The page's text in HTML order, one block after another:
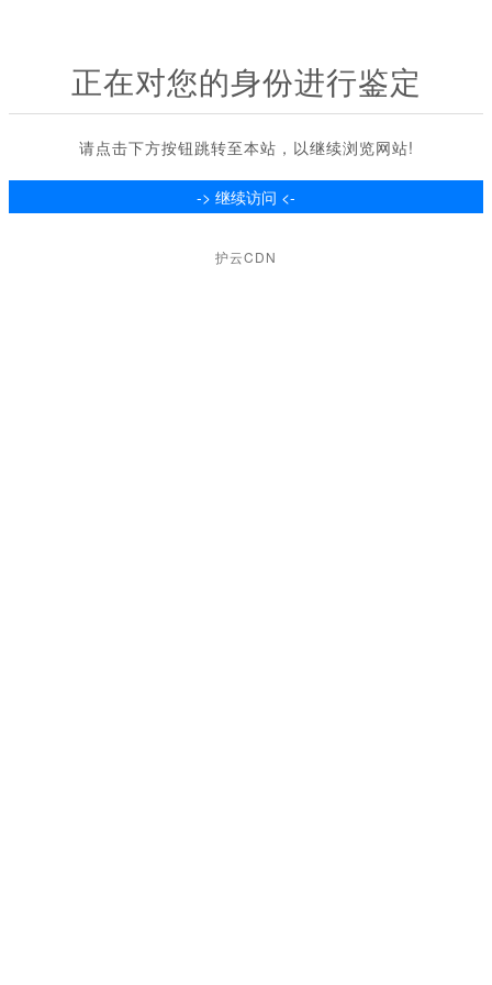
正在对您的身份进行鉴定
请点击下方按钮跳转至本站，以继续浏览网站!
护云CDN